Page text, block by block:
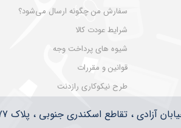
سفارش من چگونه ارسال می‌شود؟
شرایط عودت کالا
شیوه های پرداخت وجه
قوانین و مقررات
طرح نیکوکاری رازدنت
آزادی ، تقاطع اسکندری جنوبی ، پلاک 477 ، طبقه 2 واحد 25